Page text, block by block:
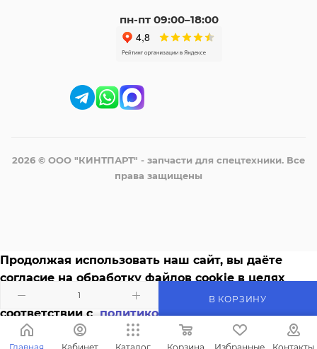
В КОРЗИНУ
пн-пт 09:00–18:00
2026 © ООО "КИНТПАРТ" - запчасти для спецтехники. Все
права защищены
Продолжая использовать наш сайт, вы даёте
согласие на обработку файлов cookie в целях
функционирования сайта и сбора статистики в
соответствии сполитикой конфиденциальности
Главная Кабинет Каталог Корзина Избранные Контакты